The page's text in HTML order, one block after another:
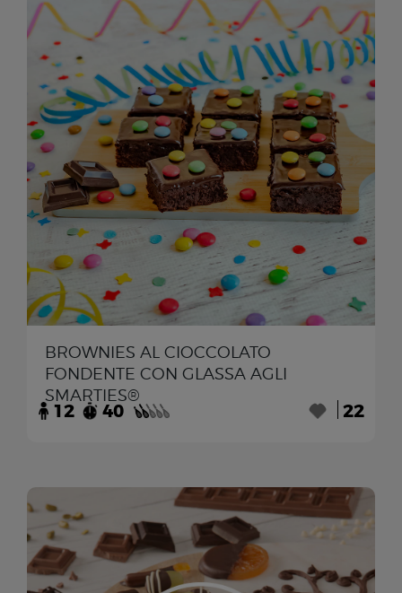
BROWNIES AL CIOCCOLATO
FONDENTE CON GLASSA AGLI
SMARTIES®
12 40 22